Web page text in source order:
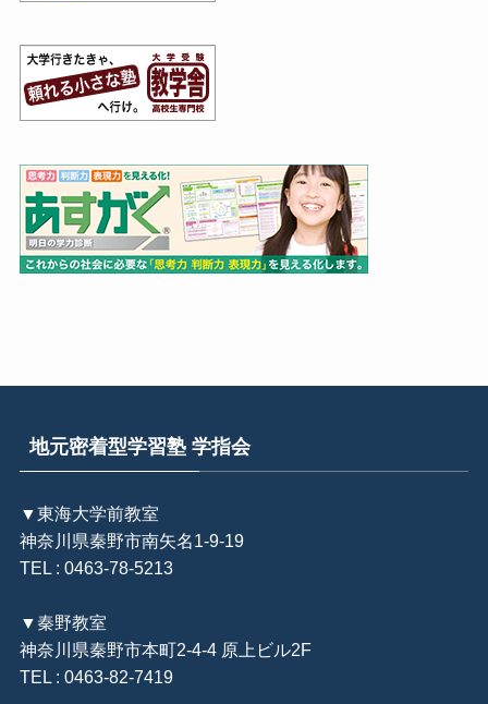
地元密着型学習塾 学指会
▼東海大学前教室
神奈川県秦野市南矢名1-9-19
TEL : 0463-78-5213
▼秦野教室
神奈川県秦野市本町2-4-4 原上ビル2F
TEL : 0463-82-7419